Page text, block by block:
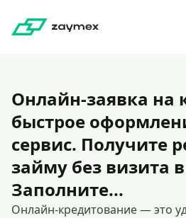
Онлайн-заявка на
быстрое
сервис. Получите
займу без визита
Заполните...
Онлайн-кредитование — это